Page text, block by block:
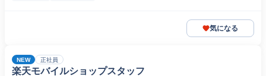
気になる
NEW 正社員
楽天モバイルショップスタッフ